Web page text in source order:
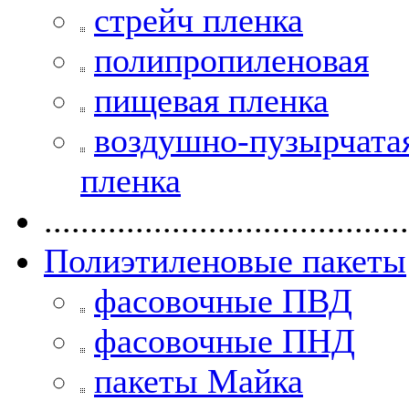
стрейч пленка
полипропиленовая
пищевая пленка
воздушно-
пленка
Полиэтиленовые пакеты
фасовочные ПВД
фасовочные ПНД
пакеты Майка